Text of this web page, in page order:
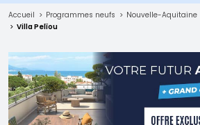
Accueil Programmes neufs Nouvelle-Aquitaine
Villa Pelïou